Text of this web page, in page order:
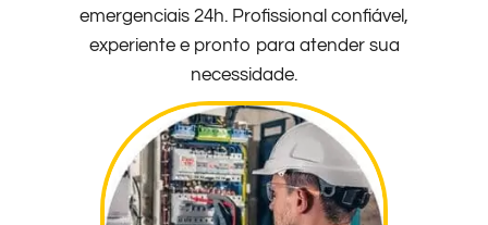
emergenciais 24h. Profissional confiável,
experiente e pronto para atender sua
necessidade.